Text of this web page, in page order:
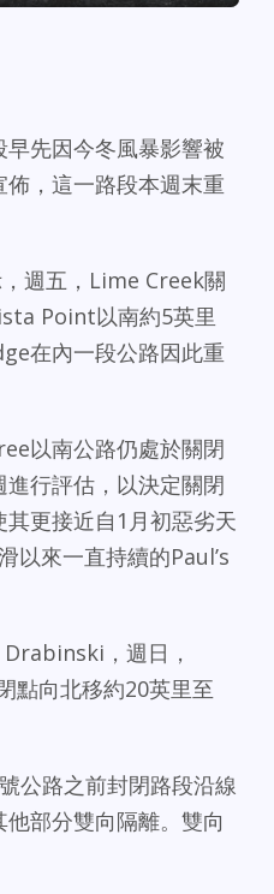
先因今冬風暴影響被
，這一路段本週末重
週五，Lime Creek關
Point以南約5英里
在內一段公路因此重
以南公路仍處於關閉
行評估，以決定關閉
更接近自1月初惡劣天
以來一直持續的Paul’s
，週日，
點向北移約20英里至
公路之前封閉路段沿線
部分雙向隔離。雙向